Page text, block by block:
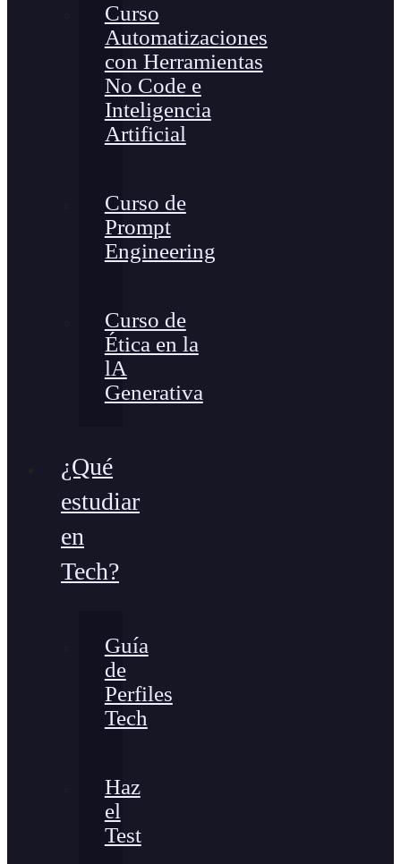
Curso
Automatizaciones
con Herramientas
No Code e
Inteligencia
Artificial
Curso de
Prompt
Engineering
Curso de
Ética en la
lA
Generativa
¿Qué
estudiar
en
Tech?
Guía
de
Perfiles
Tech
Haz
el
Test